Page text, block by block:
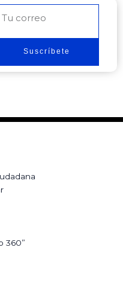
electrónico
Suscríbete
360”